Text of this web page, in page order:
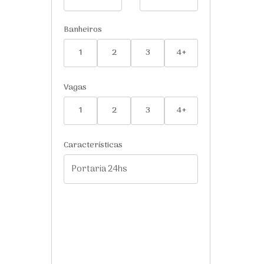
Banheiros
1
2 3 4+
Vagas
1
2 3 4+
Características